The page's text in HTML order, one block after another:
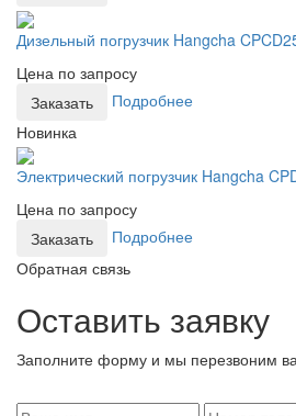
Дизельный погрузчик Hangcha
Цена по запросу
Заказать
Подробнее
Новинка
Электрический погрузчик Hangcha
Цена по запросу
Заказать
Подробнее
Обратная связь
Оставить заявку
Заполните форму и мы перезвоним